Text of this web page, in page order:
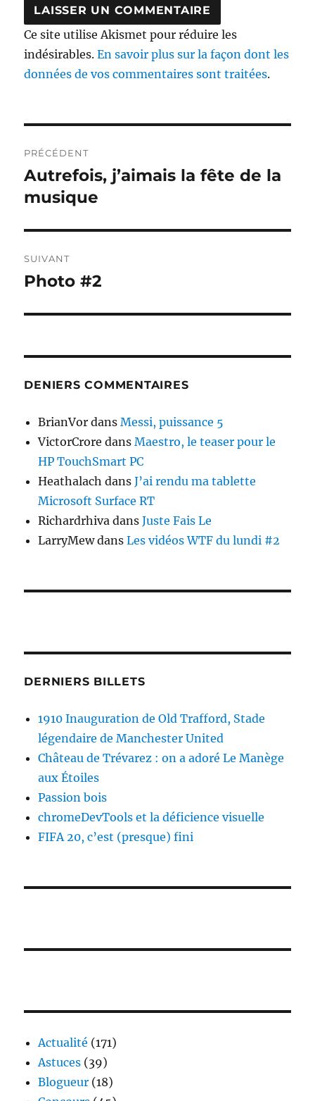
Ce site utilise Akismet pour réduire les
indésirables.En savoir plus sur la façon dont les
données de vos commentaires sont traitées.
de
l’article
PRÉCÉDENT
Publication
précédente :
Autrefois, j’aimais la fête de la
musique
SUIVANT
Publication
Photo #2
DENIERS COMMENTAIRES
BrianVor dansMessi, puissance 5
VictorCrore dansMaestro, le teaser pour le
HP TouchSmart PC
Heathalach dansJ’ai rendu ma tablette
Microsoft Surface RT
Richardrhiva dansJuste Fais Le
LarryMewdansLes vidéos WTF du lundi #2
DERNIERS BILLETS
1910 Inauguration de Old Trafford, Stade
légendaire de Manchester United
Château de Trévarez : on a adoré Le Manège
aux Étoiles
Passion bois
chromeDevTools et la déficience visuelle
FIFA 20, c’est (presque) fini
Actualité (171)
Astuces (39)
Blogueur (18)